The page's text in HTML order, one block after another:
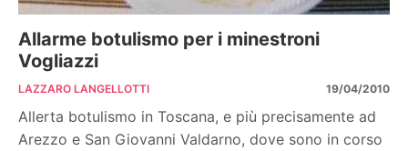
Allarme botulismo per i minestroni
Vogliazzi
LAZZARO LANGELLOTTI 19/04/2010
Allerta botulismo in Toscana, e più precisamente ad
Arezzo e San Giovanni Valdarno, dove sono in corso